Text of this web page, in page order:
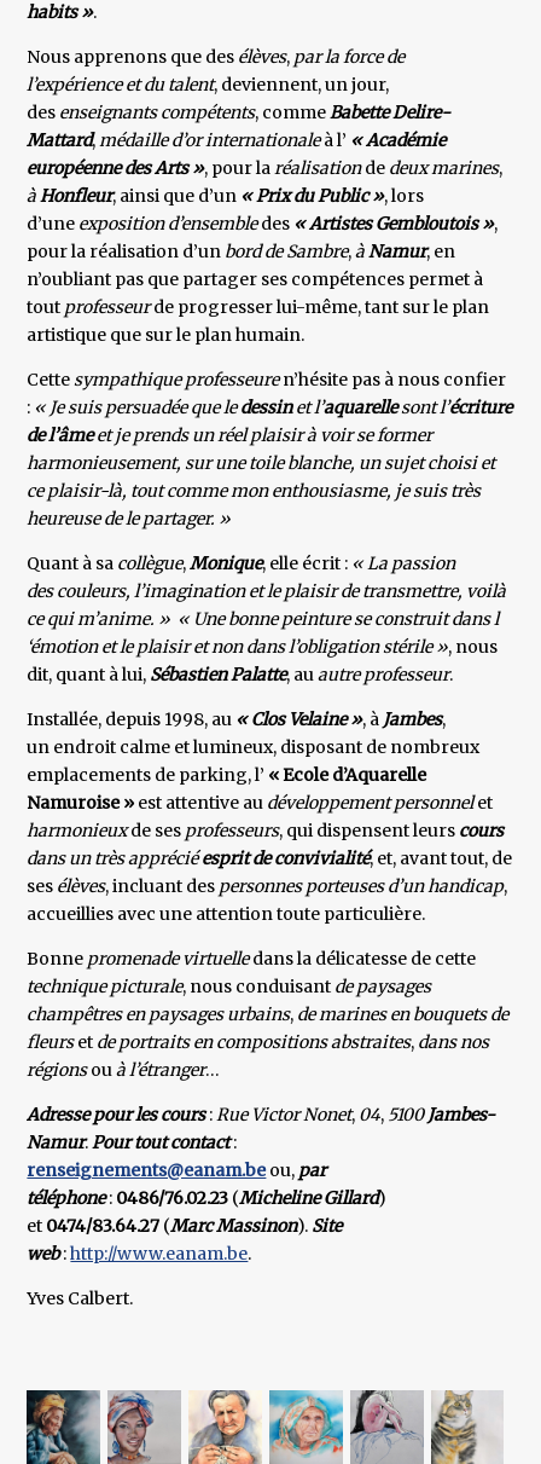
habits ».
Nous apprenons que des élèves, par la force de
l’expérience et du talent, deviennent, un jour,
des enseignants compétents, commeBabette Delire-
Mattard,médaille d’or internationaleà l’ « Académie
européenne des Arts », pour laréalisationde deux marines,
àHonfleur, ainsi que d’un « Prix du Public », lors
d’une expositiond’ensembledes « Artistes Gembloutois »,
pour la réalisation d’un bord de Sambre,àNamur, en
n’oubliant pas que partager ses compétences permet à
tout professeurde progresser lui-même, tant sur le plan
artistique que sur le plan humain.
Cettesympathique professeuren’hésite pas à nous confier
: « Je suis persuadée que ledessinet l’aquarellesont l’écriture
de l’âmeet je prends un réel plaisir à voir se former
harmonieusement, sur une toile blanche, un sujet choisi et
ce plaisir-là, tout comme mon enthousiasme, je suis très
heureuse de le partager. »
Quant à sa collègue,Monique, elle écrit : « La passion
des couleurs, l’imagination et le plaisir de transmettre, voilà
ce qui m’anime. » « Une bonne peinture se construit dans l
‘émotion et le plaisir et non dans l’obligation stérile », nous
dit, quant à lui, Sébastien Palatte, auautre professeur.
Installée, depuis 1998, au « Clos Velaine », à Jambes,
un endroit calme et lumineux, disposant de nombreux
emplacements de parking, l’ « Ecole d’Aquarelle
Namuroise » est attentive au développement personnelet
harmonieuxde ses professeurs, qui dispensent leurs cours
dans un très appréciéesprit de convivialité, et, avant tout, de
ses élèves, incluant des personnes porteuses d’un handicap,
accueillies avec une attention toute particulière.
Bonne promenade virtuelledans la délicatesse de cette
technique picturale, nous conduisant de paysages
champêtres en paysages urbains, de marines en bouquets de
fleurset de portraits en compositions abstraites, dans nos
régionsouà l’étranger…
Adresse pour les cours:Rue Victor Nonet, 04, 5100Jambes-
Namur.Pour tout contact:
renseignements@eanam.beou, par
téléphone: 0486/76.02.23 (Micheline Gillard)
et 0474/83.64.27 (MarcMassinon). Site
web:http://www.eanam.be.
Yves Calbert.